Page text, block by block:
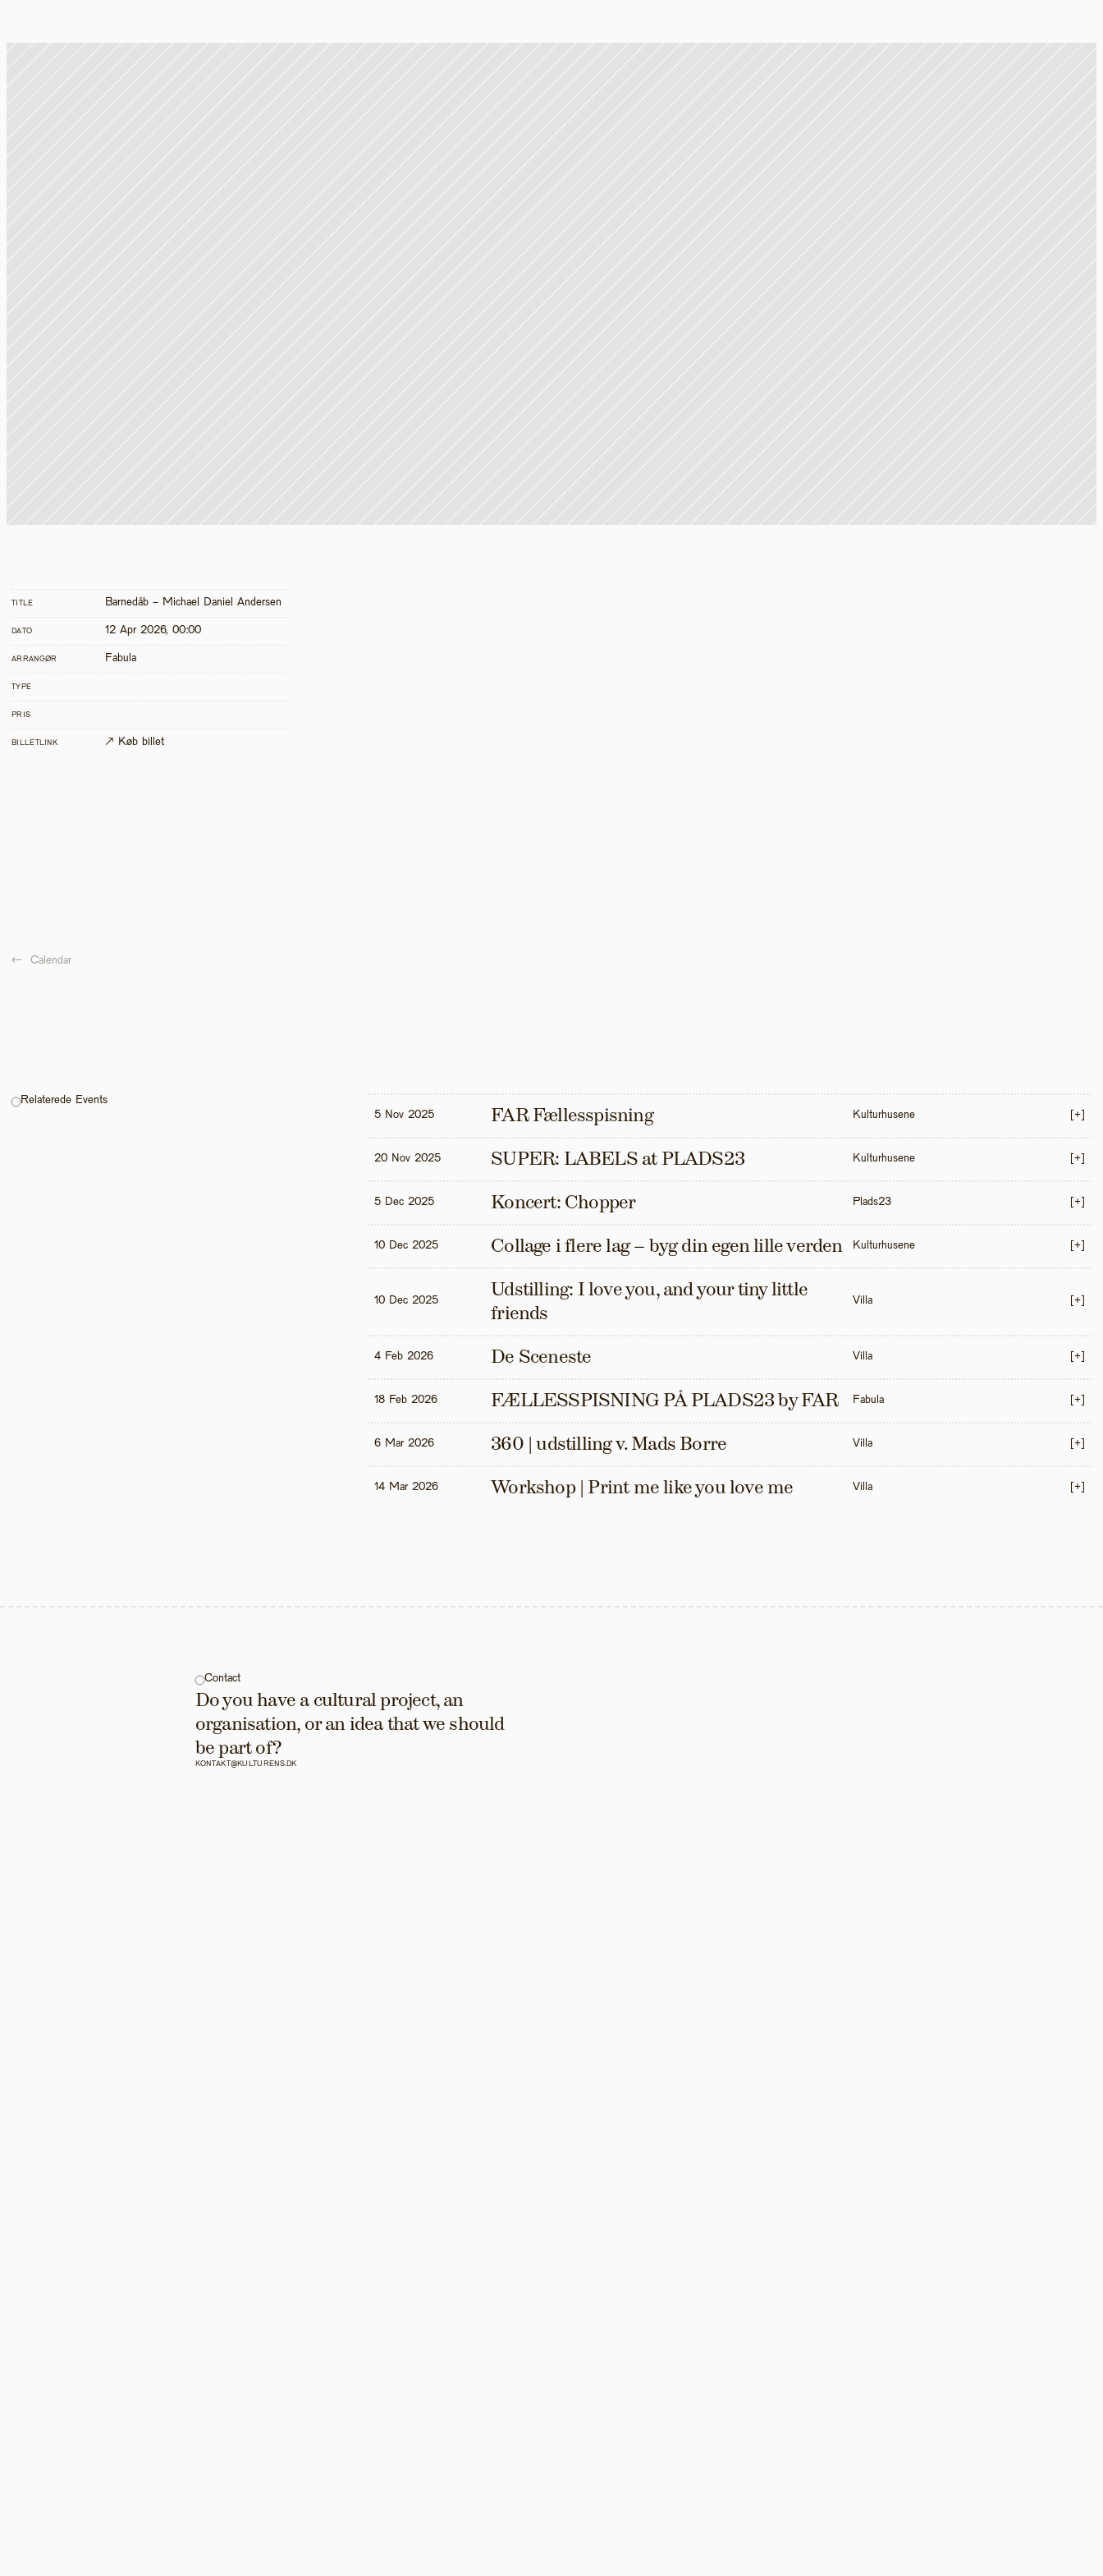
TITLE Barnedåb - Michael Daniel Andersen
DATO 12 Apr 2026, 00:00
ARRANGØR Fabula
TYPE
PRIS
BILLETLINK ↗ Køb billet
← Calendar
Relaterede Events
5 Nov 2025
FAR Fællesspisning Kulturhusene [+]
20 Nov 2025 SUPER: LABELS at PLADS23 Kulturhusene [+]
5 Dec 2025 Koncert: Chopper Plads23 [+]
10 Dec 2025 Collage i flere lag – byg din egen lille verden Kulturhusene [+]
10 Dec 2025
Udstilling: I love you, and your tiny little
friends
Villa [+]
4 Feb 2026 De Sceneste Villa [+]
18 Feb 2026 FÆLLESSPISNING PÅ PLADS23 by FAR Fabula [+]
6 Mar 2026 360 | udstilling v. Mads Borre Villa [+]
14 Mar 2026 Workshop | Print me like you love me Villa [+]
KONTAKT@KULTURENS.DK
Do you have a cultural project, an
organisation, or an idea that we should
be part of?
Contact